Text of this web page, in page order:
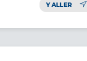
Y ALLER